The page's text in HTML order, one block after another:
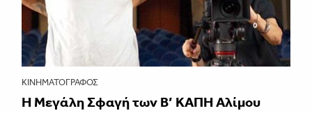
ΚΙΝΗΜΑΤΟΓΡΆΦΟΣ
Η Μεγάλη Σφαγή των Β’ ΚΑΠΗ Αλίμου